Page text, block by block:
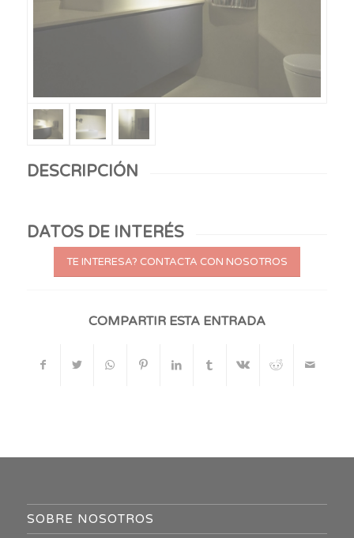
DESCRIPCIÓN
DATOS DE INTERÉS
TE INTERESA? CONTACTA CON NOSOTROS
COMPARTIR ESTA ENTRADA
SOBRE NOSOTROS